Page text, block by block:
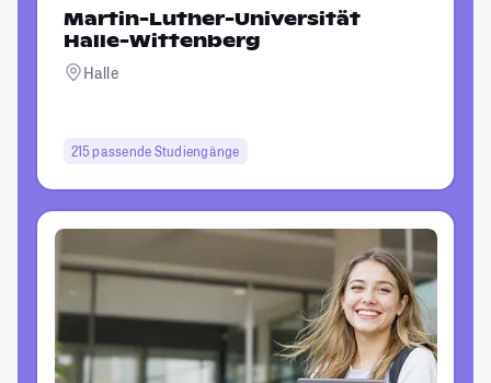
Martin-Luther-Universität
Halle-Wittenberg
Halle
215 passende Studiengänge